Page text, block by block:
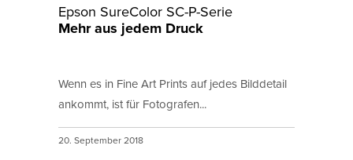
Epson SureColor SC-P-Serie
Mehr aus jedem Druck
Wenn es in Fine Art Prints auf jedes Bilddetail
ankommt, ist für Fotografen...
20. September 2018